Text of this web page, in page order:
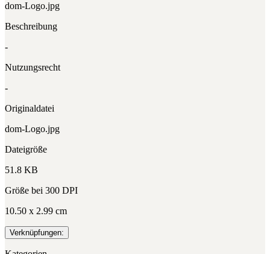
dom-Logo.jpg
Beschreibung
-
Nutzungsrecht
-
Originaldatei
dom-Logo.jpg
Dateigröße
51.8 KB
Größe bei 300 DPI
10.50 x 2.99 cm
Verknüpfungen: